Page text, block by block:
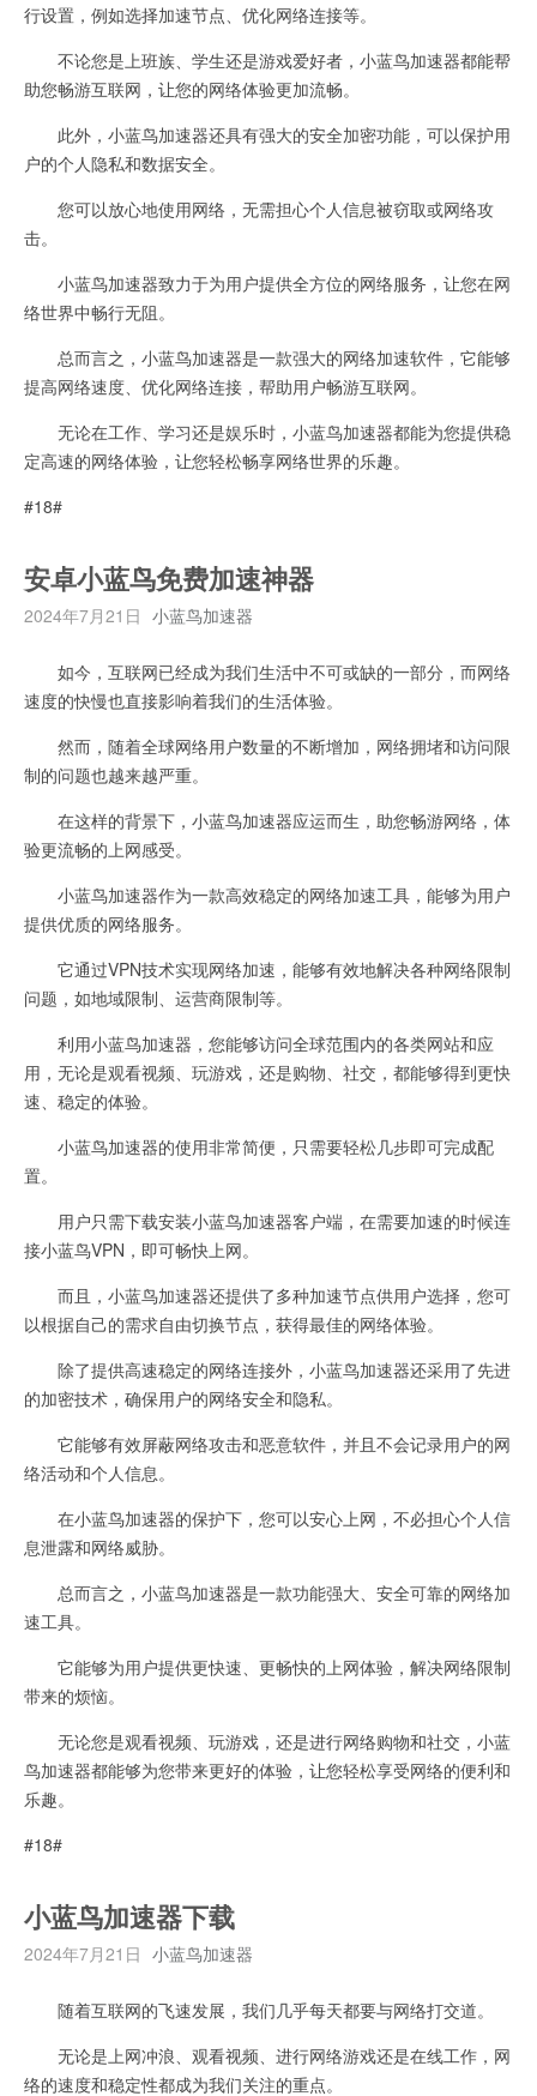
行设置，例如选择加速节点、优化网络连接等。
不论您是上班族、学生还是游戏爱好者，小蓝鸟加速器都能帮
助您畅游互联网，让您的网络体验更加流畅。
此外，小蓝鸟加速器还具有强大的安全加密功能，可以保护用
户的个人隐私和数据安全。
您可以放心地使用网络，无需担心个人信息被窃取或网络攻
击。
小蓝鸟加速器致力于为用户提供全方位的网络服务，让您在网
络世界中畅行无阻。
总而言之，小蓝鸟加速器是一款强大的网络加速软件，它能够
提高网络速度、优化网络连接，帮助用户畅游互联网。
无论在工作、学习还是娱乐时，小蓝鸟加速器都能为您提供稳
定高速的网络体验，让您轻松畅享网络世界的乐趣。
#18#
安卓小蓝鸟免费加速神器
2024年7月21日 小蓝鸟加速器
如今，互联网已经成为我们生活中不可或缺的一部分，而网络
速度的快慢也直接影响着我们的生活体验。
然而，随着全球网络用户数量的不断增加，网络拥堵和访问限
制的问题也越来越严重。
在这样的背景下，小蓝鸟加速器应运而生，助您畅游网络，体
验更流畅的上网感受。
小蓝鸟加速器作为一款高效稳定的网络加速工具，能够为用户
提供优质的网络服务。
它通过VPN技术实现网络加速，能够有效地解决各种网络限制
问题，如地域限制、运营商限制等。
利用小蓝鸟加速器，您能够访问全球范围内的各类网站和应
用，无论是观看视频、玩游戏，还是购物、社交，都能够得到更快
速、稳定的体验。
小蓝鸟加速器的使用非常简便，只需要轻松几步即可完成配
置。
用户只需下载安装小蓝鸟加速器客户端，在需要加速的时候连
接小蓝鸟VPN，即可畅快上网。
而且，小蓝鸟加速器还提供了多种加速节点供用户选择，您可
以根据自己的需求自由切换节点，获得最佳的网络体验。
除了提供高速稳定的网络连接外，小蓝鸟加速器还采用了先进
的加密技术，确保用户的网络安全和隐私。
它能够有效屏蔽网络攻击和恶意软件，并且不会记录用户的网
络活动和个人信息。
在小蓝鸟加速器的保护下，您可以安心上网，不必担心个人信
息泄露和网络威胁。
总而言之，小蓝鸟加速器是一款功能强大、安全可靠的网络加
速工具。
它能够为用户提供更快速、更畅快的上网体验，解决网络限制
带来的烦恼。
无论您是观看视频、玩游戏，还是进行网络购物和社交，小蓝
鸟加速器都能够为您带来更好的体验，让您轻松享受网络的便利和
乐趣。
#18#
小蓝鸟加速器下载
2024年7月21日 小蓝鸟加速器
随着互联网的飞速发展，我们几乎每天都要与网络打交道。
无论是上网冲浪、观看视频、进行网络游戏还是在线工作，网
络的速度和稳定性都成为我们关注的重点。